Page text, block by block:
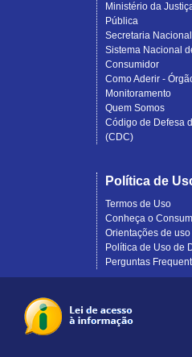
Ministério da
Pública
Secretaria
Sistema Nacional
Consumidor
Como Aderir -
Monitoramento
Quem Somos
Código de Defesa
(CDC)
Política de
Termos de Uso
Conheça o
Orientações de uso
Política de Uso de
Perguntas